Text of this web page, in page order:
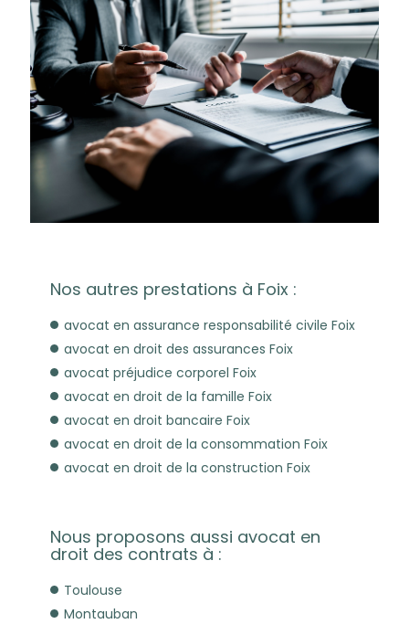
Nos autres prestations à Foix :
avocat en assurance responsabilité civile Foix
avocat en droit des assurances Foix
avocat préjudice corporel Foix
avocat en droit de la famille Foix
avocat en droit bancaire Foix
avocat en droit de la consommation Foix
avocat en droit de la construction Foix
Nous proposons aussi avocat en
droit des contrats à :
Toulouse
Montauban